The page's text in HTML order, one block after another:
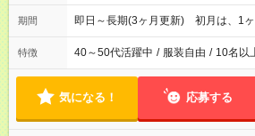
期間 即日～長期(3ヶ月更新) 初月は、1ヶ
特徴 40～50代活躍中 / 服装自由 / 10名以
気になる！ 応募する